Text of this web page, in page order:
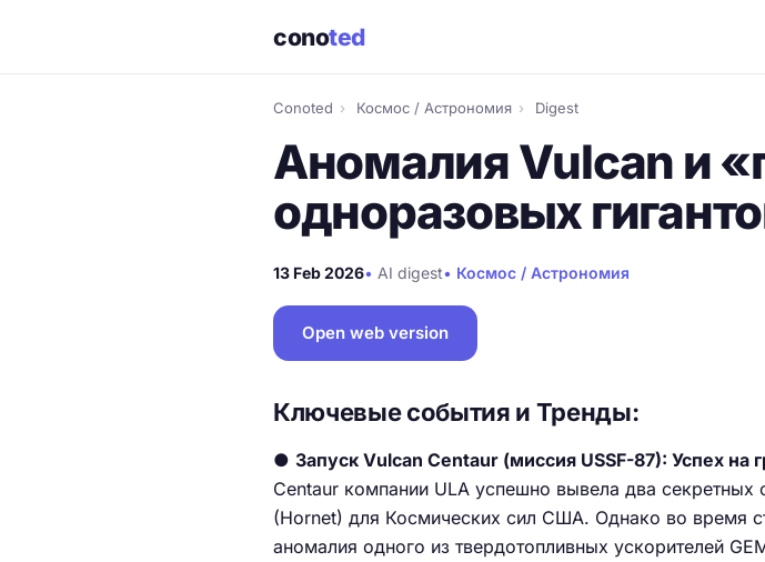
conoted
Conoted › Космос / Астрономия › Digest
Аномалия Vulcan и
одноразовых
13 Feb 2026• AI digest• Космос / Астрономия
Open web version
Ключевые события и Тренды:
● Запуск Vulcan Centaur (миссия USSF-87): Успех на
Centaur компании ULA успешно вывела два секретных
(Hornet) для Космических сил США. Однако во время
аномалия одного из твердотопливных ускорителей